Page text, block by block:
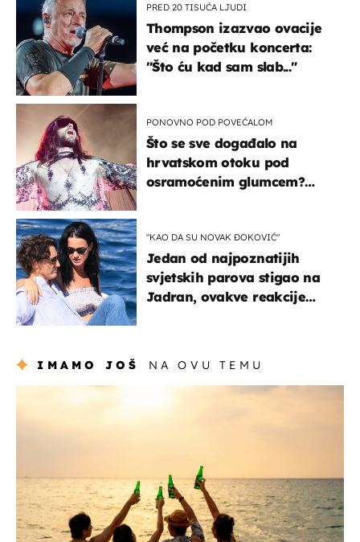
PRED 20 TISUĆA LJUDI
Thompson izazvao ovacije
već na početku koncerta:
"Što ću kad sam slab..."
PONOVNO POD POVEĆALOM
Što se sve događalo na
hrvatskom otoku pod
osramoćenim glumcem?
"KAO DA SU NOVAK ĐOKOVIĆ"
Jedan od najpoznatijih
svjetskih parova stigao na
Jadran, ovakve reakcije
IMAMO JOŠ NA OVU TEMU